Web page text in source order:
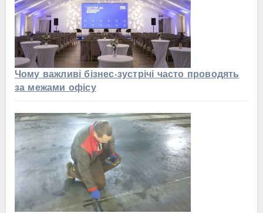
Чому важливі бізнес-зустрічі часто проводять
за межами офісу